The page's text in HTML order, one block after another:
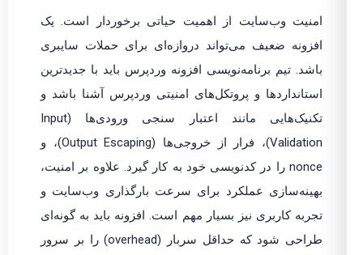
امنیت وب‌سایت از اهمیت حیاتی برخوردار است. یک
افزونه ضعیف می‌تواند دروازه‌ای برای حملات سایبری
باشد. تیم برنامه‌نویسی افزونه وردپرس باید با جدیدترین
استانداردها و پروتکل‌های امنیتی وردپرس آشنا باشد و
تکنیک‌هایی مانند اعتبار سنجی ورودی‌ها (Input
Validation)، فرار از خروجی‌ها (Output Escaping)، و
nonce را در کدنویسی خود به کار گیرد. علاوه بر امنیت،
بهینه‌سازی عملکرد برای سرعت بارگذاری وب‌سایت و
تجربه کاربری نیز بسیار مهم است. افزونه باید به گونه‌ای
طراحی شود که حداقل سربار (overhead) را بر سرور